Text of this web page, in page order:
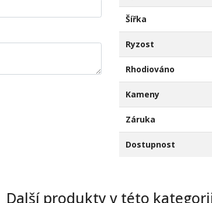
Šířka
Ryzost
Rhodiováno
Kameny
Záruka
Dostupnost
Další produkty v této